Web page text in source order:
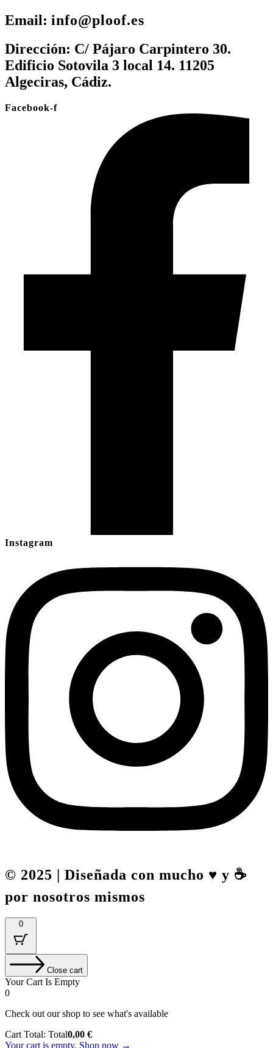
Email: info@ploof.es
Dirección: C/ Pájaro Carpintero 30.
Edificio Sotovila 3 local 14. 11205
Algeciras, Cádiz.
Facebook-f
Instagram
© 2025 | Diseñada con mucho ♥️ y ☕
por nosotros mismos
0
Close cart
Your Cart Is Empty
0
Check out our shop to see what's available
Cart Total: Total0,00 €
Your cart is empty. Shop now →